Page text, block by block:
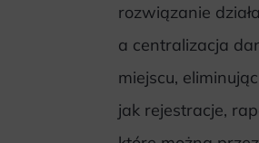
rozwiązanie
a centralizacja
miejscu,
jak rejestracje,